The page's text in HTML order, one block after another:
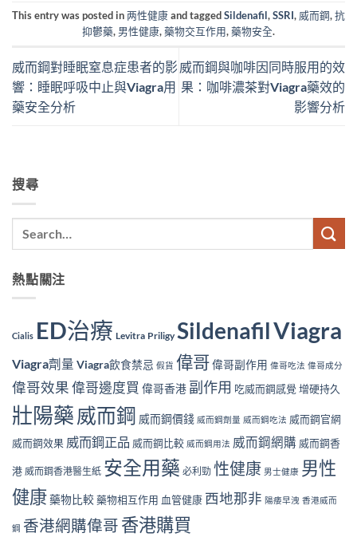
This entry was posted in两性健康and taggedSildenafil,SSRI, 威而鋼,抗
抑鬱藥, 男性健康,藥物交互作用,藥物安全.
威而鋼對睡眠窒息症患者的影
響：睡眠呼吸中止與Viagra用
藥安全分析
威而鋼與咖啡因同時服用的效
果：咖啡濃茶對Viagra藥效的
影響分析
搜尋
熱點關注
Cialis ED治療 Levitra Priligy SildenafilViagra
Viagra劑量 Viagra飲食禁忌 假貨 偉哥偉哥副作用 偉哥吃法 偉哥成分
偉哥效果偉哥邊度買 偉哥香港 副作用 吃威而鋼感覺 增硬持久
壯陽藥 威而鋼 威而鋼價錢 威而鋼劑量 威而鋼吃法 威而鋼官網
威而鋼效果 威而鋼正品 威而鋼比較 威而鋼用法 威而鋼網購 威而鋼香
港 威而鋼香港醫生紙 安全用藥 必利勁 性健康 男士健康 男性
健康藥物比較藥物相互作用 血管健康 西地那非 陽痿早洩 香港威而
鋼 香港網購偉哥 香港購買